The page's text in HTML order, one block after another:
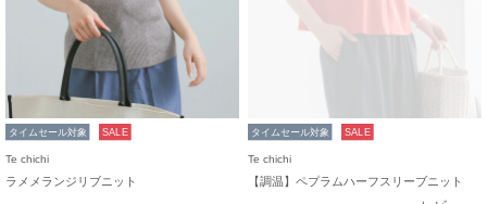
タイムセール対象 SALE
Te chichi
ラメメランジリブニット
タイムセール対象 SALE
Te chichi
【調温】ペプラムハーフスリーブニット